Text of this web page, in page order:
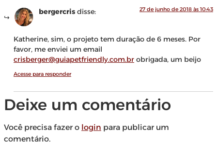
bergercris disse: 27 de junho de 2018 às 10:43
Katherine, sim, o projeto tem duração de 6 meses. Por
favor, me enviei um email
crisberger@guiapetfriendly.com.br obrigada, um beijo
Acesse para responder
Deixe um comentário
Você precisa fazer o login para publicar um
comentário.